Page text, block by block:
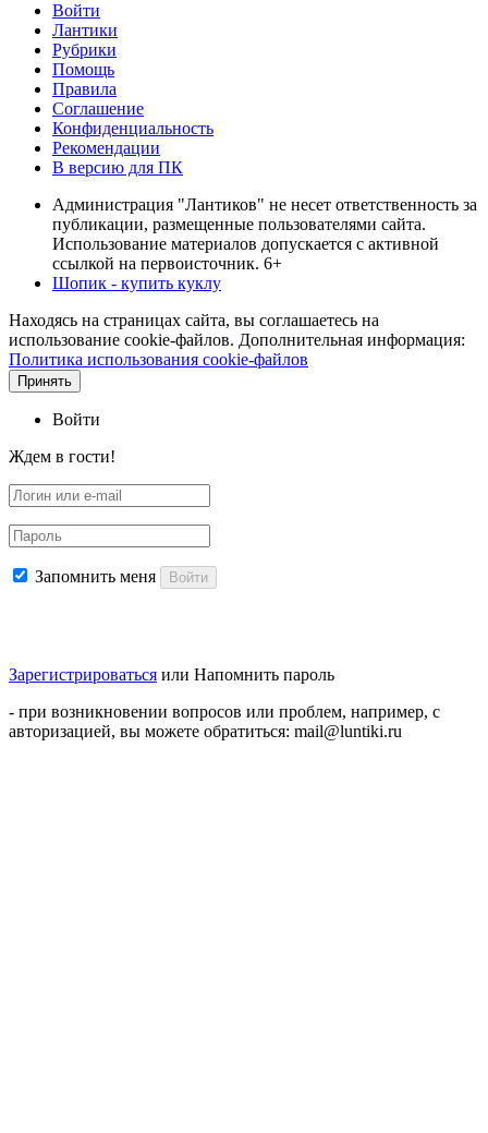
Войти
Лантики
Рубрики
Помощь
Правила
Соглашение
Конфиденциальность
Рекомендации
В версию для ПК
Администрация "Лантиков" не несет ответственность за
публикации, размещенные пользователями сайта.
Использование материалов допускается с активной
ссылкой на первоисточник. 6+
Шопик - купить куклу
Находясь на страницах сайта, вы соглашаетесь на
использование cookie-файлов. Дополнительная информация:
Политика использования cookie-файлов
Принять
Войти
Ждем в гости!
Запомнить меня Войти
Зарегистрироваться или Напомнить пароль
- при возникновении вопросов или проблем, например, с
авторизацией, вы можете обратиться: mail@luntiki.ru